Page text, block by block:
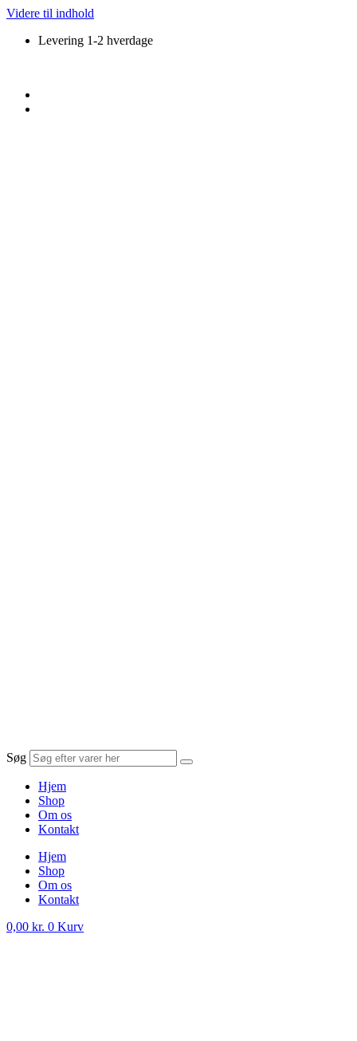
Videre til indhold
Levering 1-2 hverdage
Søg
Hjem
Shop
Om os
Kontakt
Hjem
Shop
Om os
Kontakt
0,00 kr. 0 Kurv